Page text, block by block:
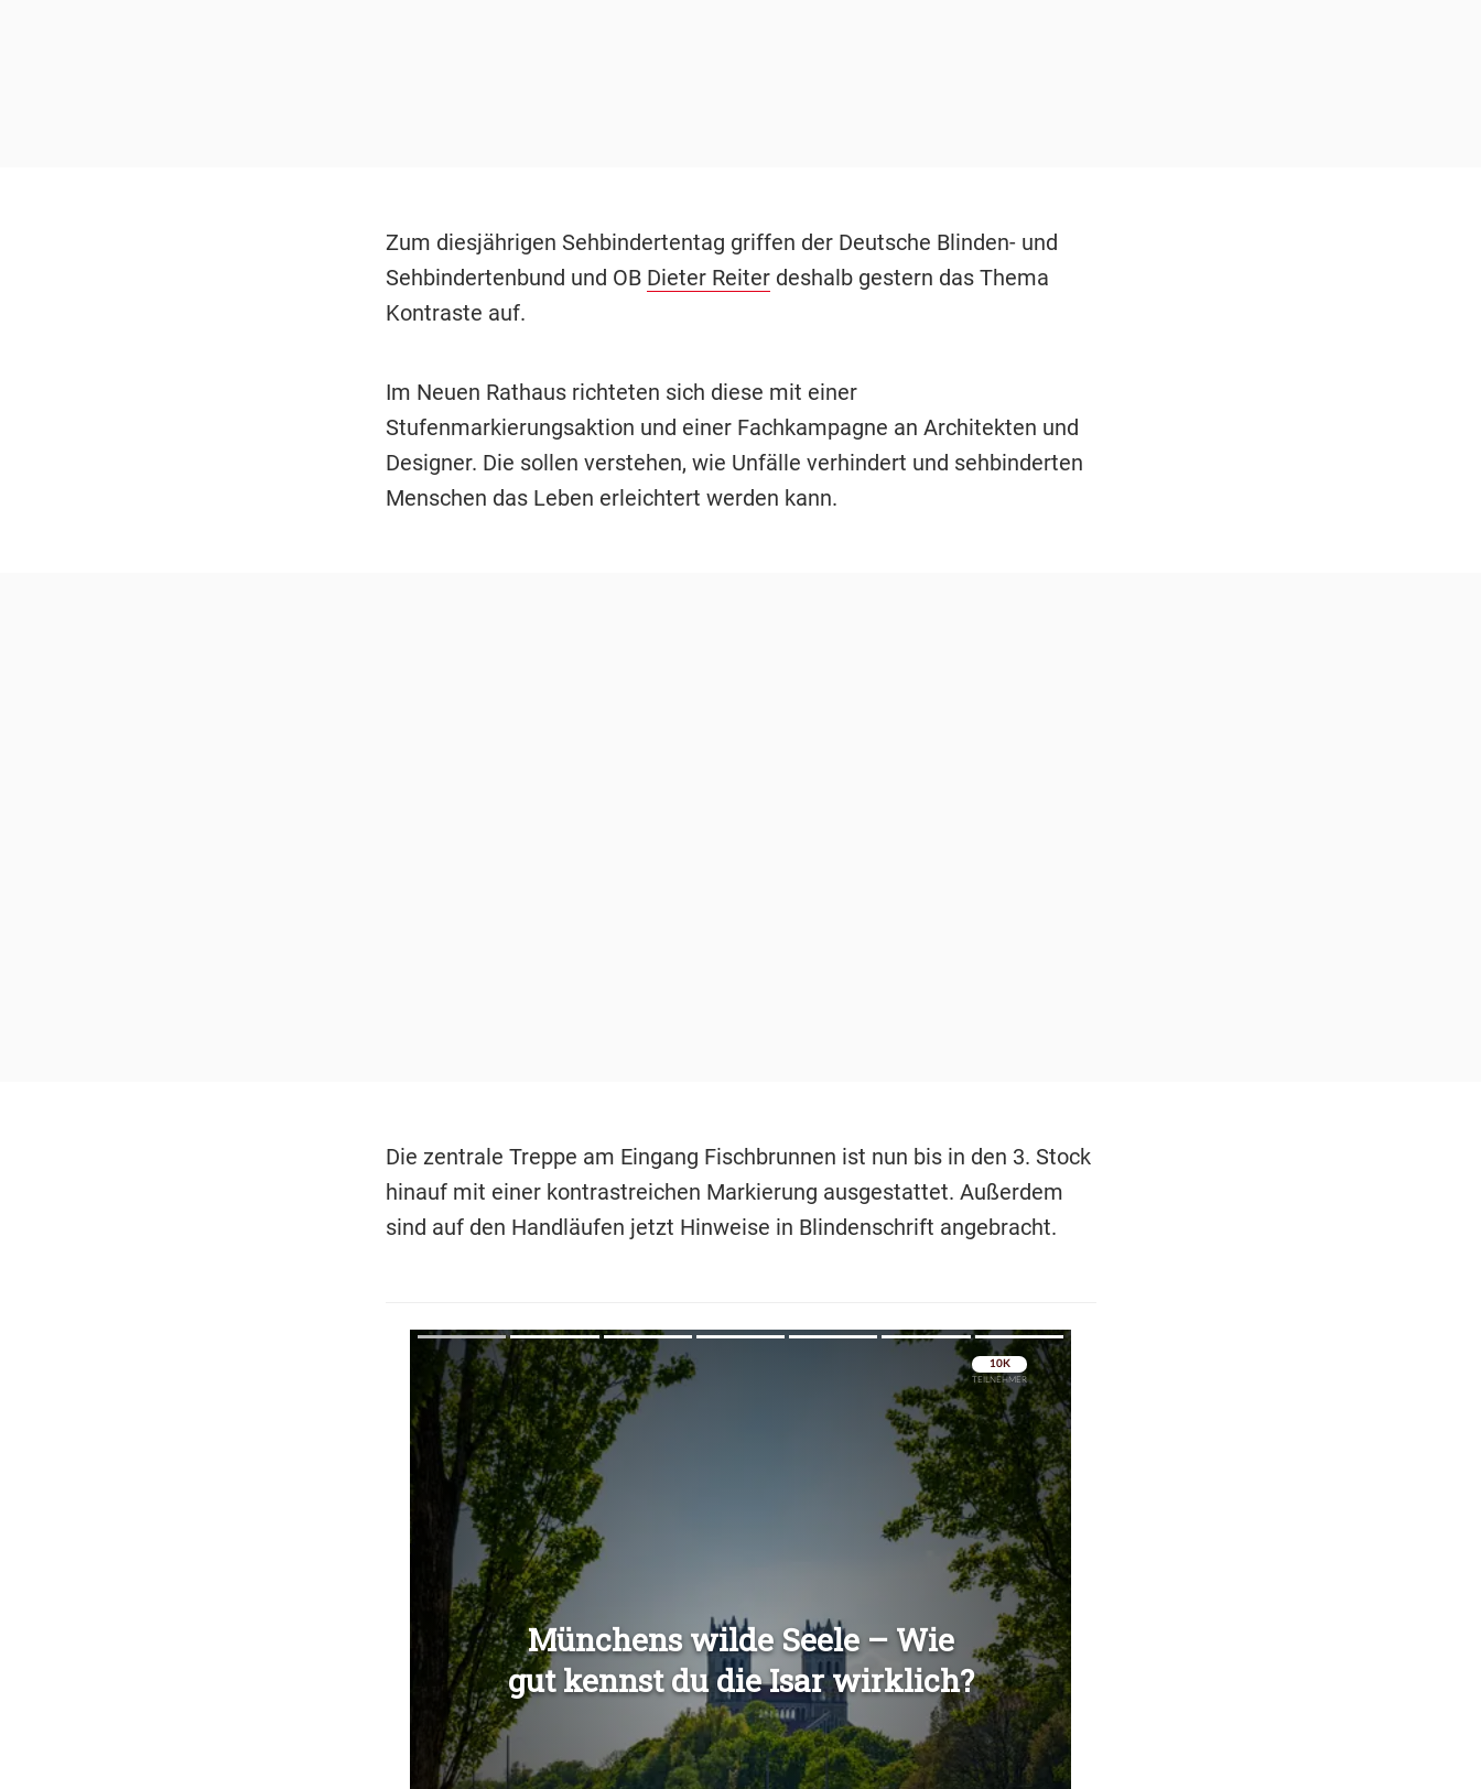
Zum diesjährigen Sehbindertentag griffen der Deutsche Blinden- und
Sehbindertenbund und OB Dieter Reiterdeshalb gestern das Thema
Kontraste auf.
Im Neuen Rathaus richteten sich diese mit einer
Stufenmarkierungsaktion und einer Fachkampagne an Architekten und
Designer. Die sollen verstehen, wie Unfälle verhindert und sehbinderten
Menschen das Leben erleichtert werden kann.
Die zentrale Treppe am Eingang Fischbrunnen ist nun bis in den 3. Stock
hinauf mit einer kontrastreichen Markierung ausgestattet. Außerdem
sind auf den Handläufen jetzt Hinweise in Blindenschrift angebracht.
Überspringen
Überspringen